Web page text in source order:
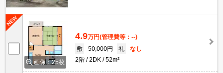
画像：25枚
4.9万円(管理費等：--)
敷
50,000円 礼
なし
2階
2DK 52m²